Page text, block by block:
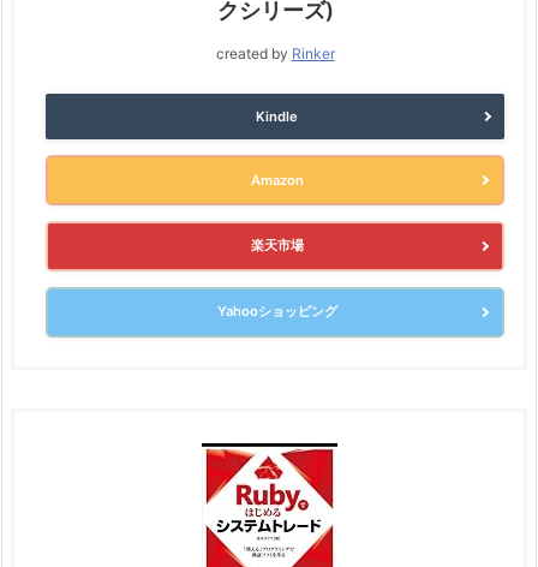
クシリーズ)
created by Rinker
Kindle
Amazon
楽天市場
Yahooショッピング